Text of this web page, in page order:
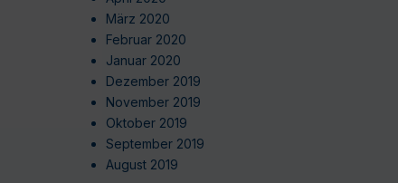
März 2020
Februar 2020
Januar 2020
Dezember 2019
November 2019
Oktober 2019
September 2019
August 2019